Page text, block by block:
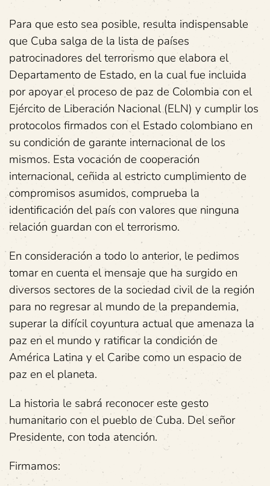
Para que esto sea posible, resulta indispensable
que Cuba salga de la lista de países
patrocinadores del terrorismo que elabora el
Departamento de Estado, en la cual fue incluida
por apoyar el proceso de paz de Colombia con el
Ejército de Liberación Nacional (ELN) y cumplir los
protocolos firmados con el Estado colombiano en
su condición de garante internacional de los
mismos. Esta vocación de cooperación
internacional, ceñida al estricto cumplimiento de
compromisos asumidos, comprueba la
identificación del país con valores que ninguna
relación guardan con el terrorismo.
En consideración a todo lo anterior, le pedimos
tomar en cuenta el mensaje que ha surgido en
diversos sectores de la sociedad civil de la región
para no regresar al mundo de la prepandemia,
superar la difícil coyuntura actual que amenaza la
paz en el mundo y ratificar la condición de
América Latina y el Caribe como un espacio de
paz en el planeta.
La historia le sabrá reconocer este gesto
humanitario con el pueblo de Cuba. Del señor
Presidente, con toda atención.
Firmamos: